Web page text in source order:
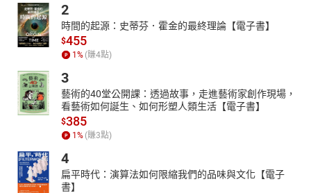
2
時間的起源：史蒂芬．霍金的最終理論【電子書】
$455
1% (賺4點)
3
藝術的40堂公開課：透過故事，走進藝術家創作現場，
看藝術如何誕生、如何形塑人類生活【電子書】
$385
1% (賺3點)
4
扁平時代：演算法如何限縮我們的品味與文化【電子
書】